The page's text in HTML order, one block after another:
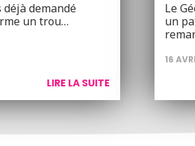
déjà demandé
un trou…
LIRE LA SUITE
Le
un
16